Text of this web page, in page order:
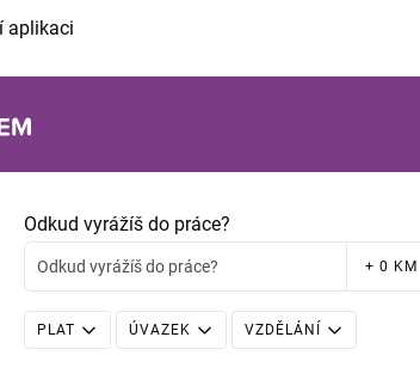
aplikaci
Odkud vyrážíš do práce?
Odkud vyrážíš do práce? + 0 KM
PLAT ÚVAZEK VZDĚLÁNÍ